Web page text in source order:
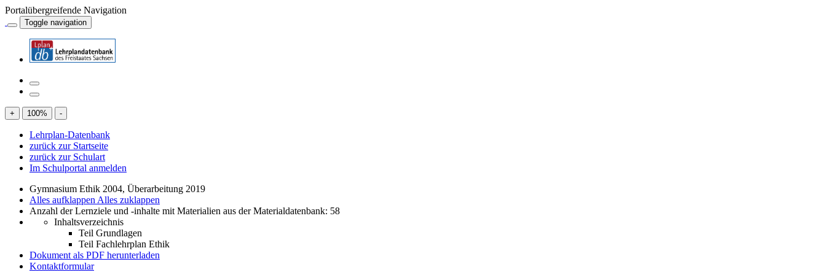
Portalübergreifende Navigation
Toggle navigation
+ 100% -
Lehrplan-Datenbank
zurück zur Startseite
zurück zur Schulart
Im Schulportal anmelden
Gymnasium Ethik 2004, Überarbeitung 2019
Alles aufklappen Alles zuklappen
Anzahl der Lernziele und -inhalte mit Materialien aus der Materialdatenbank: 58
Inhaltsverzeichnis
Teil Grundlagen
Teil Fachlehrplan Ethik
Dokument als PDF herunterladen
Kontaktformular